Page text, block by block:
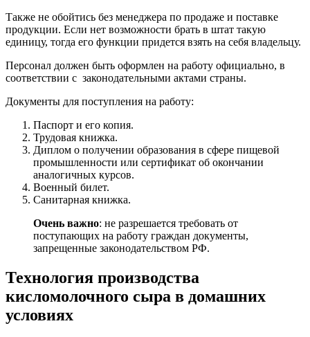
Также не обойтись без менеджера по продаже и поставке
продукции. Если нет возможности брать в штат такую
единицу, тогда его функции придется взять на себя владельцу.
Персонал должен быть оформлен на работу официально, в
соответствии с законодательными актами страны.
Документы для поступления на работу:
Паспорт и его копия.
Трудовая книжка.
Диплом о получении образования в сфере пищевой
промышленности или сертификат об окончании
аналогичных курсов.
Военный билет.
Санитарная книжка.
Очень важно: не разрешается требовать от
поступающих на работу граждан документы,
запрещенные законодательством РФ.
Технология производства
кисломолочного сыра в домашних
условиях